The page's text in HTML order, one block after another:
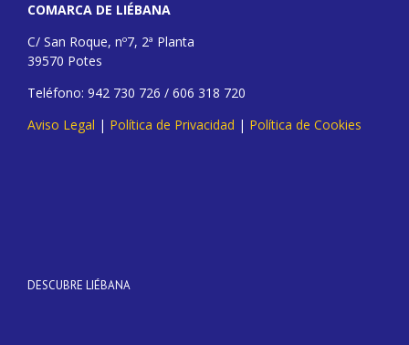
COMARCA DE LIÉBANA
C/ San Roque, nº7, 2ª Planta
39570 Potes
Teléfono: 942 730 726 / 606 318 720
Aviso Legal | Política de Privacidad | Política de Cookies
DESCUBRE LIÉBANA